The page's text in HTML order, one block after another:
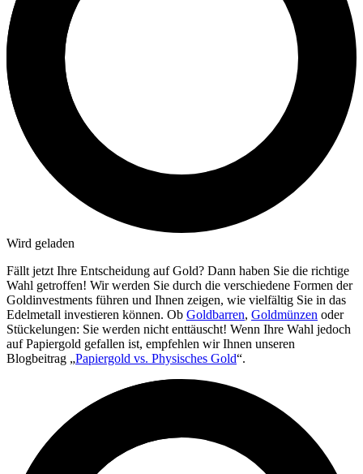
Wird geladen
Fällt jetzt Ihre Entscheidung auf Gold? Dann haben Sie die richtige
Wahl getroffen! Wir werden Sie durch die verschiedene Formen der
Goldinvestments führen und Ihnen zeigen, wie vielfältig Sie in das
Edelmetall investieren können. Ob Goldbarren, Goldmünzen oder
Stückelungen: Sie werden nicht enttäuscht! Wenn Ihre Wahl jedoch
auf Papiergold gefallen ist, empfehlen wir Ihnen unseren
Blogbeitrag „Papiergold vs. Physisches Gold“.